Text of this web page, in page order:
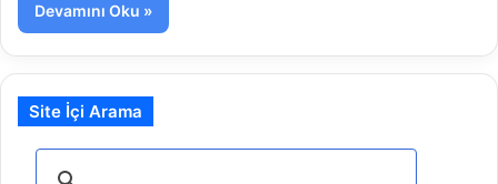
Devamını Oku »
Site İçi Arama